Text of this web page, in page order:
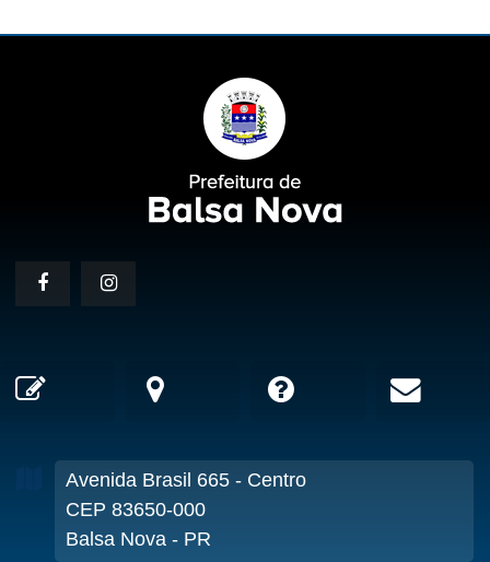
Avenida Brasil 665 - Centro
CEP 83650-000
Balsa Nova - PR